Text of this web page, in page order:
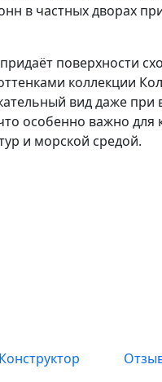
в частных дворах
поверхности
коллекции
вид даже при
особенно важно
и морской средой.
Конструктор